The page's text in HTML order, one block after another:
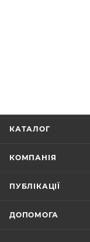
КАТАЛОГ
КОМПАНІЯ
ПУБЛІКАЦІЇ
ДОПОМОГА